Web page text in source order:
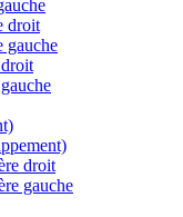
droit
gauche
droit
gauche